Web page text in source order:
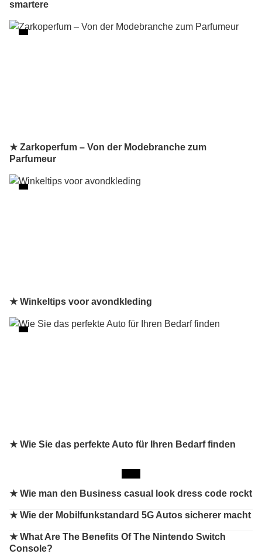
smartere
★ Zarkoperfum – Von der Modebranche zum
Parfumeur
★ Winkeltips voor avondkleding
★ Wie Sie das perfekte Auto für Ihren Bedarf finden
★Wie man den Business casual look dress code rockt
★Wie der Mobilfunkstandard 5G Autos sicherer macht
★What Are The Benefits Of The Nintendo Switch
Console?